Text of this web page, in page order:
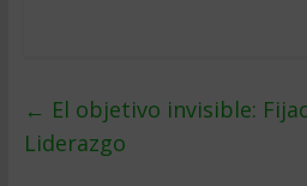
← El objetivo invisible:
Liderazgo